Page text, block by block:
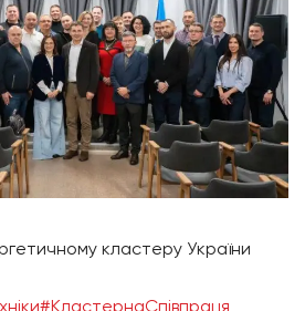
кластеру України